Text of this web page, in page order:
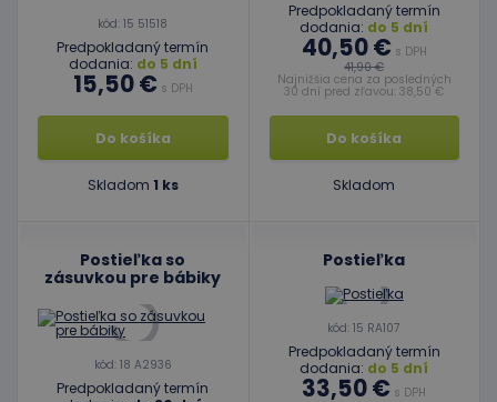
kód: 15 51518
Predpokladaný termín
dodania: do 5 dní
15,50 € s DPH
Do košíka
Skladom 1 ks
Predpokladaný termín
dodania: do 5 dní
40,50 € s DPH
41,90 €
Najnižšia cena za posledných
30 dní pred zľavou: 38,50 €
Do košíka
Skladom
Postieľka so
zásuvkou pre bábiky
kód: 18 A2936
Predpokladaný termín
Postieľka
kód: 15 RA107
Predpokladaný termín
dodania: do 5 dní
33,50 € s DPH